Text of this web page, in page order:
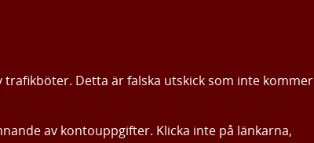
Detta är falska utskick som inte kommer
av kontouppgifter. Klicka inte på länkarna,